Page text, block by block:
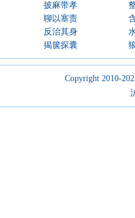
披麻带孝
聊以塞责
反治其身
揭箧探囊
Copyright 2010-